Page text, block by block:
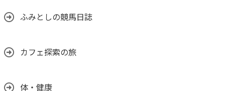
ふみとしの競馬日誌
カフェ探索の旅
体・健康